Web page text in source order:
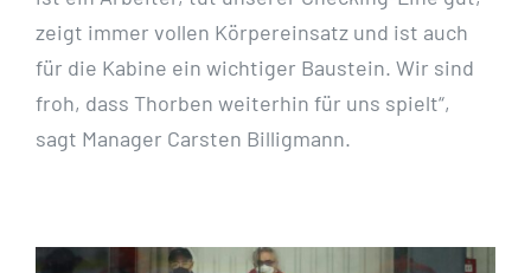
zeigt immer vollen Körpereinsatz und ist auch
für die Kabine ein wichtiger Baustein. Wir sind
froh, dass Thorben weiterhin für uns spielt“,
sagt Manager Carsten Billigmann.